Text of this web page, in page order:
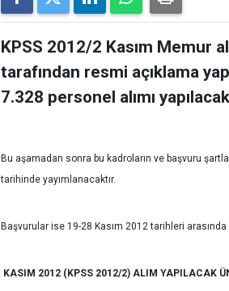
KPSS 2012/2 Kasım Memur
tarafından resmi açıklama
7.328 personel alımı
Bu aşamadan sonra bu kadroların ve başvuru
tarihinde yayımlanacaktır.
Başvurular ise 19-28 Kasım 2012 tarihleri arasında
KASIM 2012 (KPSS 2012/2) ALIM YAPILACAK